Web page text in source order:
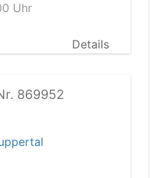
Uhr
Details
869952